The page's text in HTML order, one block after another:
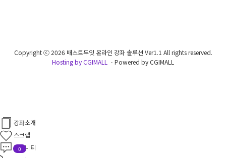
Copyright ⓒ 2026 배스트두잇 온라인 강좌 솔루션 Ver1.1 All rights reserved.
Hosting by CGIMALL
ㆍPowered by CGIMALL
강좌소개
스크랩
커뮤니티
0